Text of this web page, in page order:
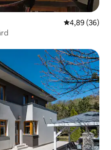
4,89 av 5 i
4,89 (36)